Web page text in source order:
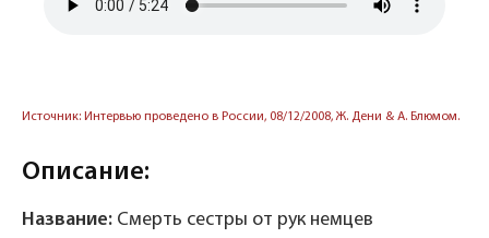
Источник: Интервью проведено в России, 08/12/2008, Ж. Дени & А. Блюмом.
Описание:
Название: Смерть сестры от рук немцев